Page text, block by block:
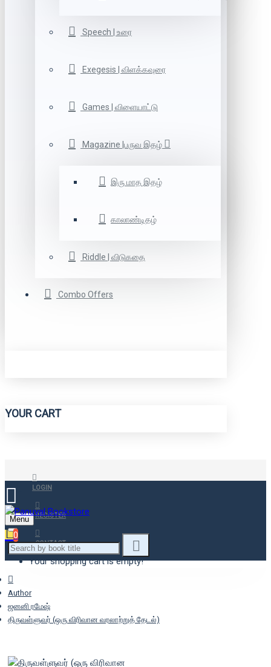
Speech | உரை
Exegesis | விளக்கவுரை
Games | விளையாட்டு
Magazine |பருவ இதழ்
இரு மாத இதழ்
காலாண்டிதழ்
Riddle | விடுகதை
Combo Offers
YOUR CART
LOGIN
REGISTER
CONTACT
Menu
0
Your shopping cart is empty!
Author
ஜனனி ரமேஷ்
திருவள்ளுவர் (ஒரு விரிவான வரலாற்றுத் தேடல்)